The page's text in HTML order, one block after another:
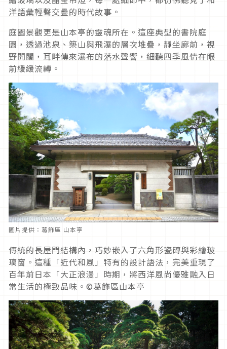
洋語彙輕聲交疊的時代故事。
庭園景觀更是山本亭的靈魂所在。這座典型的書院庭
園，透過池泉、築山與飛瀑的層次堆疊，靜坐廊前，視
野開闊，耳畔傳來瀑布的落水聲響，細聽四季風情在眼
前緩緩流轉。
圖片提供：葛飾區 山本亭
傳統的長屋門結構內，巧妙嵌入了六角形瓷磚與彩繪玻
璃窗。這種「近代和風」特有的設計語法，完美重現了
百年前日本「大正浪漫」時期，將西洋風尚優雅融入日
常生活的極致品味。©葛飾區山本亭